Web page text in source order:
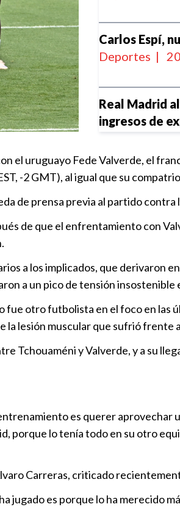
Carlos Espí,
Deportes |
Real Madrid
ingresos de
El Real
Yan Diomande
Deportes |
Deportes |
Au revoir
Deportes |
Mbappé,
el uruguayo Fede Valverde, el
-2 GMT), al igual que su
de prensa previa al partido contra
de que el enfrentamiento con
a los implicados, que derivaron
a un pico de tensión insostenible
otro futbolista en el foco en las
lesión muscular que sufrió frente
Tchouaméni y Valverde, y a su
es querer aprovechar
porque lo tenía todo en su otro
Carreras, criticado
jugado es porque lo ha merecido